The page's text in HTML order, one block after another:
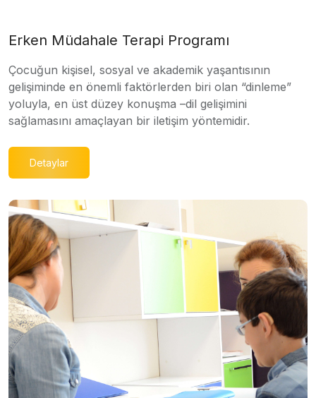
Erken Müdahale Terapi Programı
Çocuğun kişisel, sosyal ve akademik yaşantısının
gelişiminde en önemli faktörlerden biri olan “dinleme”
yoluyla, en üst düzey konuşma –dil gelişimini
sağlamasını amaçlayan bir iletişim yöntemidir.
Detaylar